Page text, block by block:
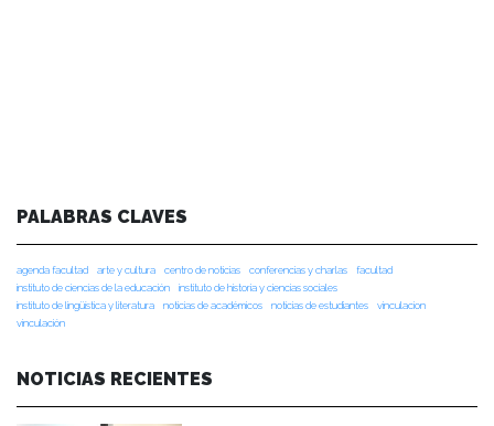
PALABRAS CLAVES
agenda facultad arte y cultura centro de noticias conferencias y charlas
facultad
instituto de ciencias de la educación
instituto de historia y ciencias sociales
instituto de lingüística y literatura
noticias de académicos noticias de estudiantes
vinculacion
vinculación
NOTICIAS RECIENTES